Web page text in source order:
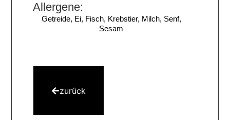
Allergene:
Getreide, Ei, Fisch, Krebstier, Milch, Senf,
Sesam
zurück